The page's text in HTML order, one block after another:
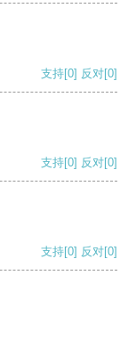
支持[0] 反对[0]
支持[0] 反对[0]
支持[0] 反对[0]